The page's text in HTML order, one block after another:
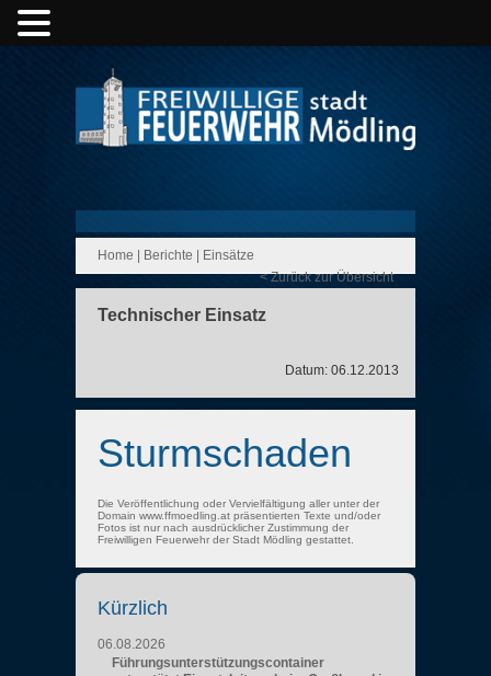
Home Berichte
Einsätze
< Zurück zur Übersicht
Technischer Einsatz
Datum: 06.12.2013
Sturmschaden
Die Veröffentlichung oder Vervielfältigung aller unter der
Domain www.ffmoedling.at präsentierten Texte und/oder
Fotos ist nur nach ausdrücklicher Zustimmung der
Freiwilligen Feuerwehr der Stadt Mödling gestattet.
Kürzlich
06.08.2026
Führungsunterstützungscontainer